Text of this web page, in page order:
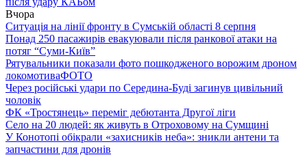
Вчора
Ситуація на лінії фронту в Сумській області 8 серпня
Понад 250 пасажирів евакуювали після ранкової атаки на
потяг “Суми-Київ”
Рятувальники показали фото пошкодженого ворожим дроном
локомотиваФОТО
Через російські удари по Середина-Буді загинув цивільний
чоловік
ФК «Тростянець» переміг дебютанта Другої ліги
Село на 20 людей: як живуть в Отроховому на Сумщині
У Конотопі обікрали «захисників неба»: зникли антени та
запчастини для дронів